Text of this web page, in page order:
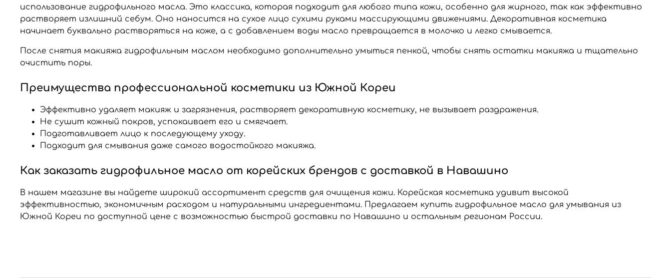
использование гидрофильного масла. Это классика, которая подходит для любого типа кожи, особенно для жирного, так как эффективно
растворяет излишний себум. Оно наносится на сухое лицо сухими руками массирующими движениями. Декоративная косметика
начинает буквально растворяться на коже, а с добавлением воды масло превращается в молочко и легко смывается.
После снятия макияжа гидрофильным маслом необходимо дополнительно умыться пенкой, чтобы снять остатки макияжа и тщательно
очистить поры.
Преимущества профессиональной косметики из Южной Кореи
Эффективно удаляет макияж и загрязнения, растворяет декоративную косметику, не вызывает раздражения.
Не сушит кожный покров, успокаивает его и смягчает.
Подготавливает лицо к последующему уходу.
Подходит для смывания даже самого водостойкого макияжа.
Как заказать гидрофильное масло от корейских брендов с доставкой в Навашино
В нашем магазине вы найдете широкий ассортимент средств для очищения кожи. Корейская косметика удивит высокой
эффективностью, экономичным расходом и натуральными ингредиентами. Предлагаем купить гидрофильное масло для умывания из
Южной Кореи по доступной цене с возможностью быстрой доставки по Навашино и остальным регионам России.